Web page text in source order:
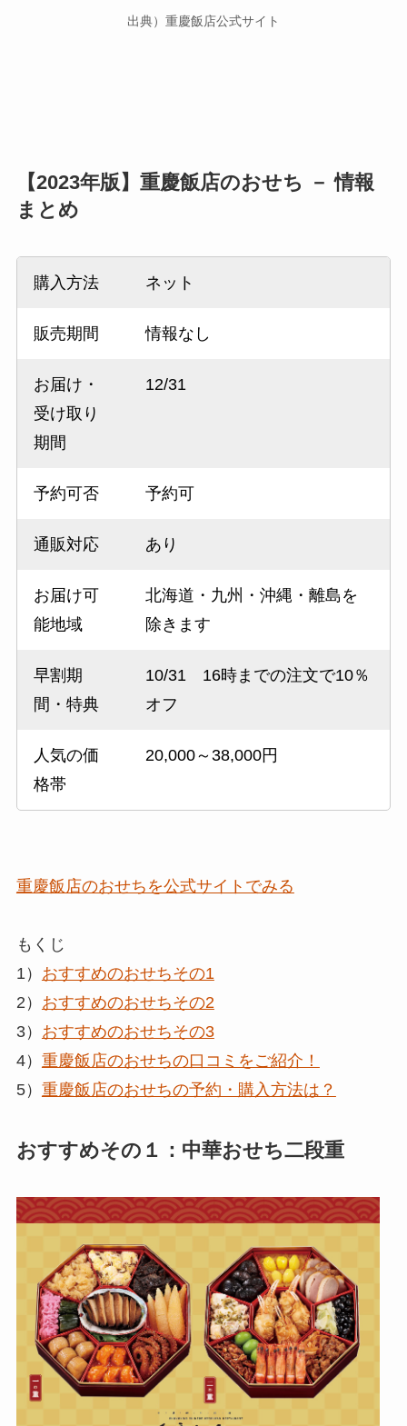
出典）重慶飯店公式サイト
【2023年版】重慶飯店のおせち － 情報
まとめ
購入方法 ネット
販売期間 情報なし
お届け・
受け取り
期間
12/31
予約可否 予約可
通販対応 あり
お届け可
能地域
北海道・九州・沖縄・離島を
除きます
早割期
間・特典
10/31 16時までの注文で10％
オフ
人気の価
格帯
20,000～38,000円
重慶飯店のおせちを公式サイトでみる
もくじ
1） おすすめのおせちその1
2） おすすめのおせちその2
3） おすすめのおせちその3
4） 重慶飯店のおせちの口コミをご紹介！
5） 重慶飯店のおせちの予約・購入方法は？
おすすめその１：中華おせち二段重